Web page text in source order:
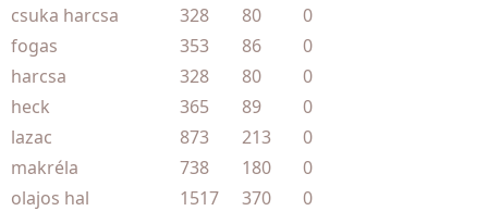
csuka harcsa
328 80
0
fogas
353 86
0
harcsa
328 80
0
heck
365 89
0
lazac
873 213
0
makréla
738 180
0
olajos hal
1517 370
0